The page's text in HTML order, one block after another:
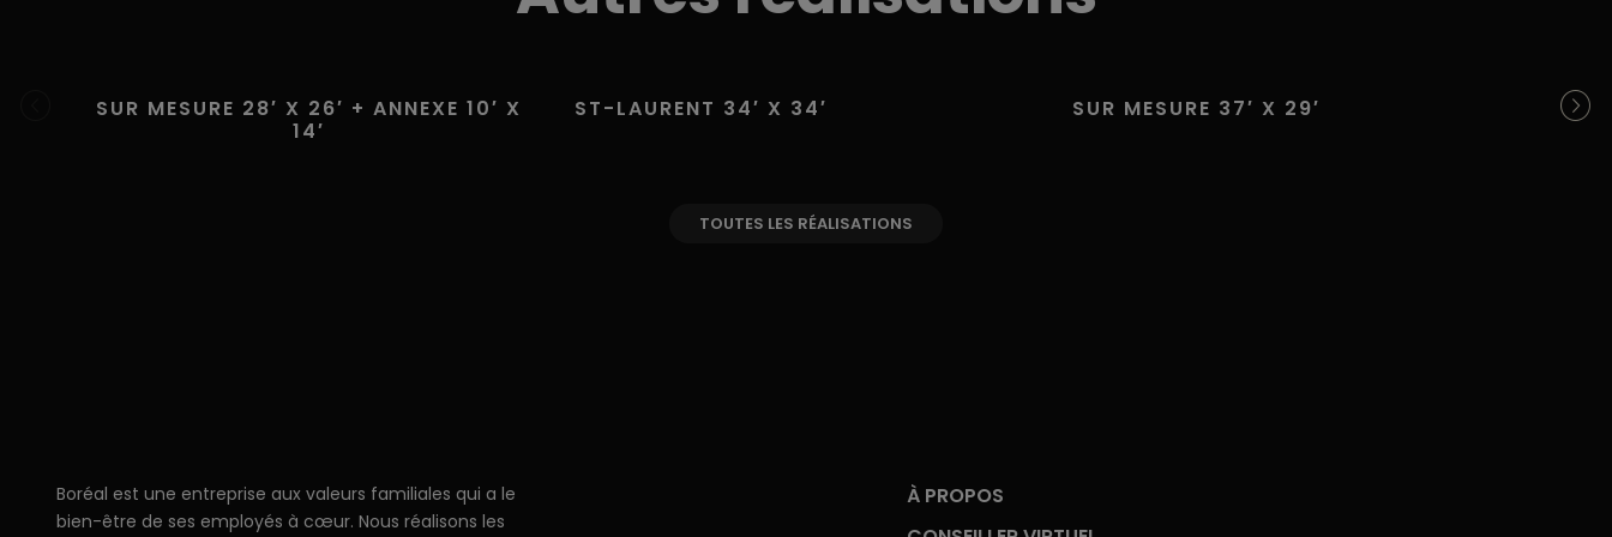
SUR MESURE 28′ X 26′ + ANNEXE 10′ X
14′
ST-LAURENT 34′ X 34′ SUR MESURE 37′ X 29′
TOUTES LES RÉALISATIONS
Boréal est une entreprise aux valeurs familiales qui a le
bien-être de ses employés à cœur. Nous réalisons les
À PROPOS